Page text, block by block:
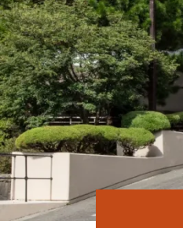
오
시
는
길
옵
션
서
비
스
하
루
온